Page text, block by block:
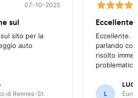
07-10-2025
sul
sito per la
auto
di Rennes-St.
Eccellente.
parlando
risolto
L